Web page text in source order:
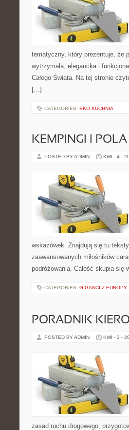
tematyczny, który prezentuje, że
wytrzymała, elegancka i
Całego Świata. Na tej stronie
[…]
CATEGORIES: EKO KUCHNIA
KEMPINGI I
POSTED BY ADMIN KWI - 4 -
wskazówek. Znajdują się tu
zaawansowanych miłośników
podróżowania. Całość skupia się
CATEGORIES: GIGANCI Z EUROPY
PORADNIK
POSTED BY ADMIN KWI - 3 -
zasad ruchu drogowego,